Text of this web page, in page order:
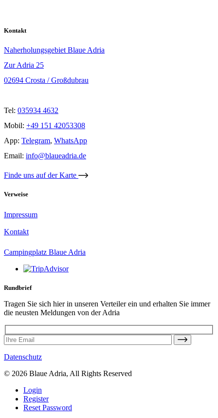
Kontakt
Naherholungsgebiet Blaue Adria
Zur Adria 25
02694 Crosta / Großdubrau
Tel: 035934 4632
Mobil: +49 151 42053308
App: Telegram, WhatsApp
Email: info@blaueadria.de
Finde uns auf der Karte
Verweise
Impressum
Kontakt
Campingplatz Blaue Adria
Rundbrief
Tragen Sie sich hier in unseren Verteiler ein und erhalten Sie immer
die neusten Meldungen von der Adria
Datenschutz
© 2026 Blaue Adria, All Rights Reserved
Login
Register
Reset Password